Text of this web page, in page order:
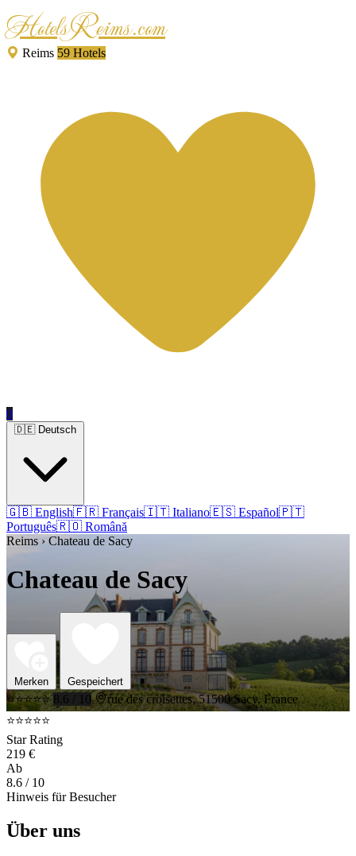
HotelsReims.com
Reims 59 Hotels
0
🇬🇧 English🇫🇷 Français🇮🇹 Italiano🇪🇸 Español🇵🇹
Português🇷🇴 Română
Reims › Chateau de Sacy
Chateau de Sacy
Merken Gespeichert
⭐⭐⭐⭐⭐ 8.6 / 10
rue des croisettes, 51500 Sacy, France
⭐⭐⭐⭐⭐
Star Rating
219 €
Ab
8.6 / 10
Hinweis für Besucher
Über uns